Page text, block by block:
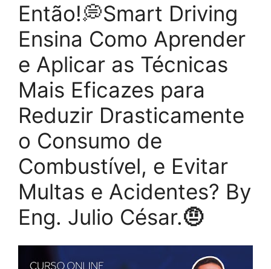
Então!💭Smart Driving
Ensina Como Aprender
e Aplicar as Técnicas
Mais Eficazes para
Reduzir Drasticamente
o Consumo de
Combustível, e Evitar
Multas e Acidentes? By
Eng. Julio César.🤨